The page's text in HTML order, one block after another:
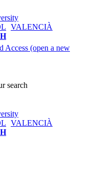
VALENCIÀ
Access (open a new
search
VALENCIÀ